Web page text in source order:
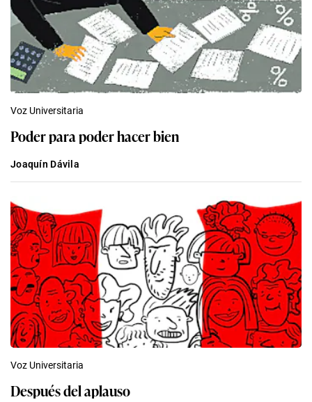
Voz Universitaria
Poder para poder hacer bien
Joaquín Dávila
Voz Universitaria
Después del aplauso